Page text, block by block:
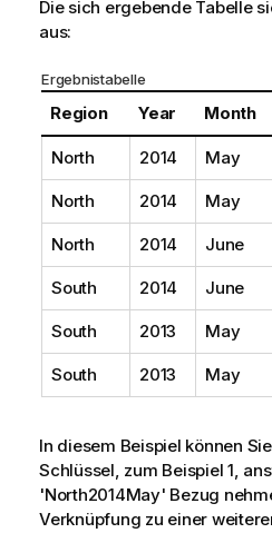
Die sich ergebende Tabelle
aus:
Ergebnistabelle
Region Year Month
North 2014 May
North 2014 May
North 2014 June
South 2014 June
South 2013 May
South 2013 May
In diesem Beispiel können
Schlüssel, zum Beispiel 1,
'North2014May' Bezug
Verknüpfung zu einer